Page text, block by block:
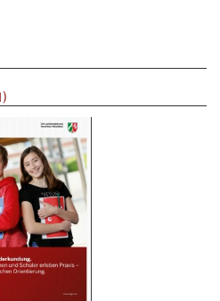
ODER ZULETZT ANGESEHENE
BROSCHÜREN